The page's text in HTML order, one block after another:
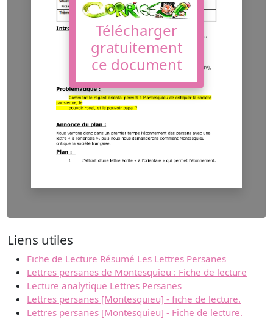
Télécharger
gratuitement
ce document
Liens utiles
Fiche de Lecture Résumé Les Lettres Persanes
Lettres persanes de Montesquieu : Fiche de lecture
Lecture analytique Lettres Persanes
Lettres persanes [Montesquieu] - fiche de lecture.
Lettres persanes [Montesquieu] - Fiche de lecture.